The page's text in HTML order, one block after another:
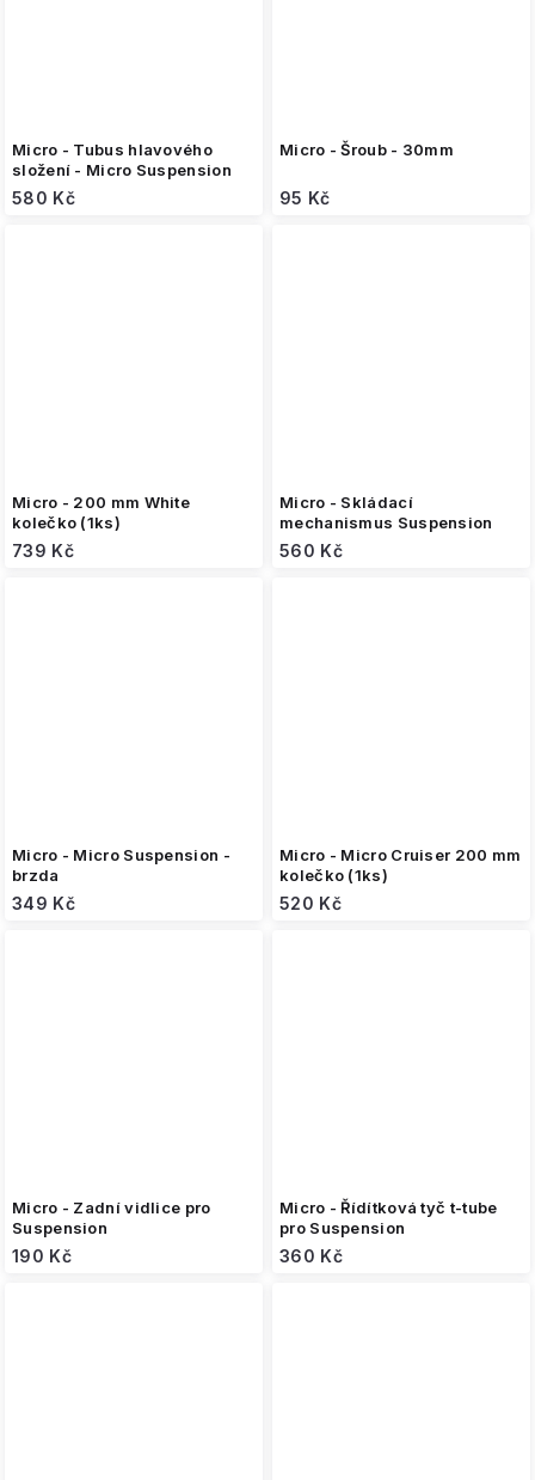
Micro - Tubus hlavového
složení - Micro Suspension
580 Kč
Micro - Šroub - 30mm
95 Kč
Micro - 200 mm White
kolečko (1ks)
739 Kč
Micro - Skládací
mechanismus Suspension
560 Kč
Micro - Micro Suspension -
brzda
349 Kč
Micro - Micro Cruiser 200 mm
kolečko (1ks)
520 Kč
Micro - Zadní vidlice pro
Suspension
190 Kč
Micro - Řídítková tyč t-tube
pro Suspension
360 Kč